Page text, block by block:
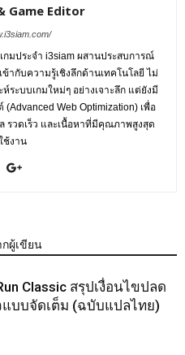
Game Editor
มประจำ i3siam ผสานประสบการณ์
ากับความรู้เชิงลึกด้านเทคโนโลยี ไม่
ระบบเกมใหม่ๆ อย่างเจาะลึก แต่ยังมี
Web Optimization) เพื่อ
รวดเร็ว และเนื้อหาที่มีคุณภาพสูงสุด
ช้งาน
กผู้เขียน
Classic สรุปเงื่อนไขปลด
บบจัดเต็ม (ฉบับแปลไทย)